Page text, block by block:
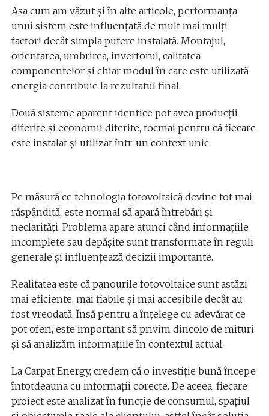
Așa cum am văzut și în alte articole, performanța
unui sistem este influențată de mult mai mulți
factori decât simpla putere instalată. Montajul,
orientarea, umbrirea, invertorul, calitatea
componentelor și chiar modul în care este utilizată
energia contribuie la rezultatul final.
Două sisteme aparent identice pot avea producții
diferite și economii diferite, tocmai pentru că fiecare
este instalat și utilizat într-un context unic.
Pe măsură ce tehnologia fotovoltaică devine tot mai
răspândită, este normal să apară întrebări și
neclarități. Problema apare atunci când informațiile
incomplete sau depășite sunt transformate în reguli
generale și influențează decizii importante.
Realitatea este că panourile fotovoltaice sunt astăzi
mai eficiente, mai fiabile și mai accesibile decât au
fost vreodată. Însă pentru a înțelege cu adevărat ce
pot oferi, este important să privim dincolo de mituri
și să analizăm informațiile în contextul actual.
La Carpat Energy, credem că o investiție bună începe
întotdeauna cu informații corecte. De aceea, fiecare
proiect este analizat în funcție de consumul, spațiul